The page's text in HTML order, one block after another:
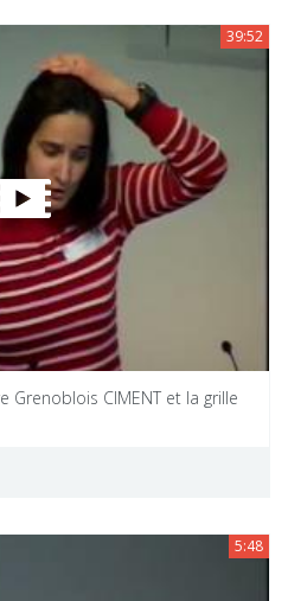
39:52
Grenoblois CIMENT et la grille
5:48